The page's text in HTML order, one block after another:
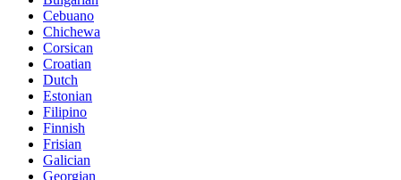
Cebuano
Chichewa
Corsican
Croatian
Dutch
Estonian
Filipino
Finnish
Frisian
Galician
Georgian